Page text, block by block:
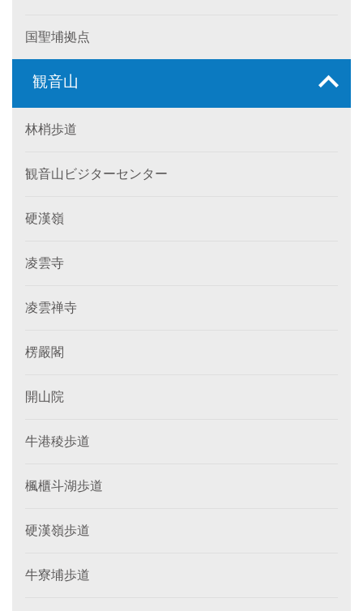
国聖埔拠点
観音山
林梢歩道
観音山ビジターセンター
硬漢嶺
凌雲寺
凌雲禅寺
楞嚴閣
開山院
牛港稜歩道
楓櫃斗湖歩道
硬漢嶺歩道
牛寮埔歩道